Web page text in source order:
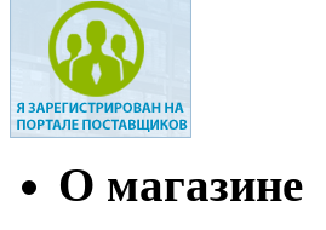
О магазине